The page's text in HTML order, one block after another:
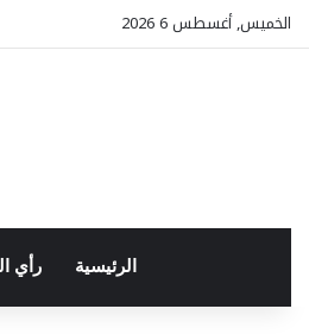
الخميس, أغسطس 6 2026
الرئيسية رأي